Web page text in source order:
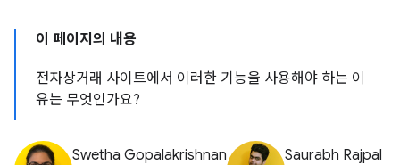
이 페이지의 내용
전자상거래 사이트에서 이러한 기능을 사용해야 하는 이
유는 무엇인가요?
Swetha Gopalakrishnan Saurabh Rajpal